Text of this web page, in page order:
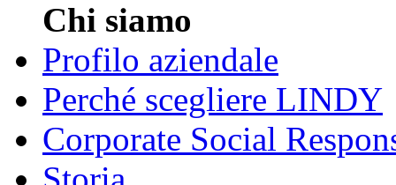
Chi siamo
Profilo aziendale
Perché scegliere LINDY
Corporate Social